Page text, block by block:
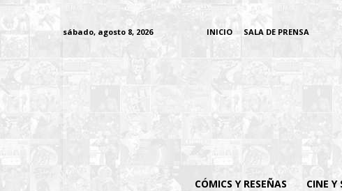
sábado, agosto 8, 2026 INICIO SALA DE PRENSA
CÓMICS Y RESEÑAS CINE Y